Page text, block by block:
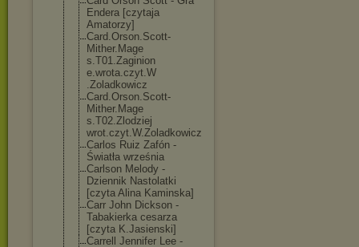
Endera [czytaja
Amatorzy]
Card.Orson.Scott-
Mither.Mage
s.T01.Zaginion
e.wrota.czyt.W
.Zoladkowicz
Card.Orson.Scott-
Mither.Mage
s.T02.Zlodziej
wrot.czyt.W.Zo ladkowicz
Carlos Ruiz Zafón -
Światła września
Carlson Melody -
Dziennik Nastolatki
[czyta Alina Kaminska]
Carr John Dickson -
Tabakierka cesarza
[czyta K.Jasienski]
Carrell Jennifer Lee -